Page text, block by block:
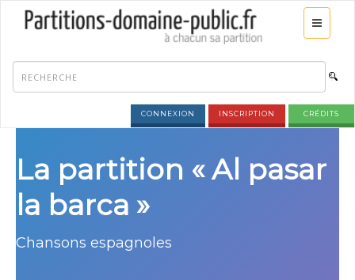
CONNEXION INSCRIPTION CRÉDITS
La partition « Al pasar
la barca »
Chansons espagnoles